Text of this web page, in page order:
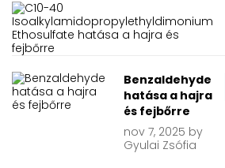
Benzaldehyde
hatása a hajra
és fejbőrre
nov 7, 2025 by
Gyulai Zsófia